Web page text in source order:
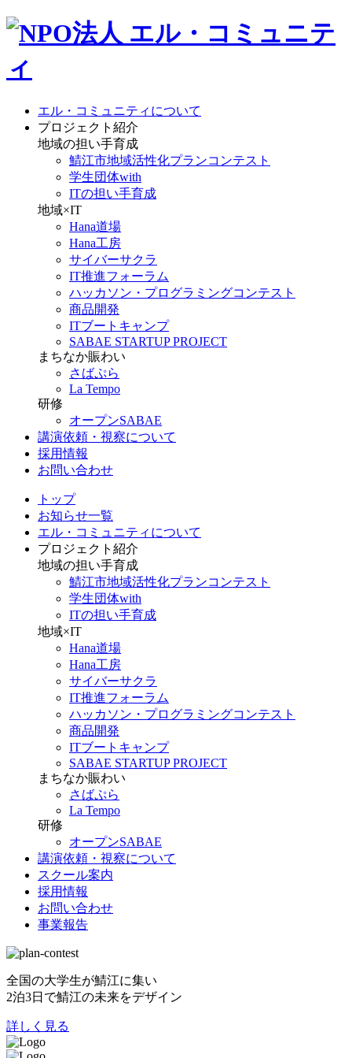
エル・コミュニティについて
プロジェクト紹介
地域の担い手育成
鯖江市地域活性化プランコンテスト
学生団体with
ITの担い手育成
地域×IT
Hana道場
Hana工房
サイバーサクラ
IT推進フォーラム
ハッカソン・プログラミングコンテスト
商品開発
ITブートキャンプ
SABAE STARTUP PROJECT
まちなか賑わい
さばぷら
La Tempo
研修
オープンSABAE
講演依頼・視察について
採用情報
お問い合わせ
トップ
お知らせ一覧
エル・コミュニティについて
プロジェクト紹介
地域の担い手育成
鯖江市地域活性化プランコンテスト
学生団体with
ITの担い手育成
地域×IT
Hana道場
Hana工房
サイバーサクラ
IT推進フォーラム
ハッカソン・プログラミングコンテスト
商品開発
ITブートキャンプ
SABAE STARTUP PROJECT
まちなか賑わい
さばぷら
La Tempo
研修
オープンSABAE
講演依頼・視察について
スクール案内
採用情報
お問い合わせ
事業報告
全国の大学生が鯖江に集い
2泊3日で鯖江の未来をデザイン
詳しく見る